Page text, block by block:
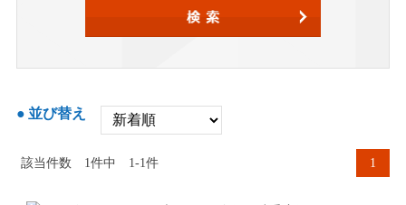
並び替え
該当件数 1件中 1-1件 1